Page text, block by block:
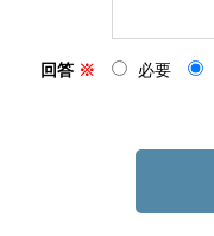
回答 必要